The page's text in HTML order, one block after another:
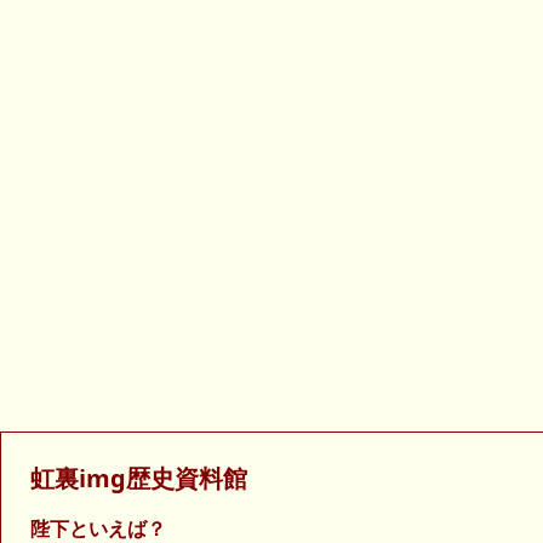
虹裏img歴史資料館
陛下といえば？